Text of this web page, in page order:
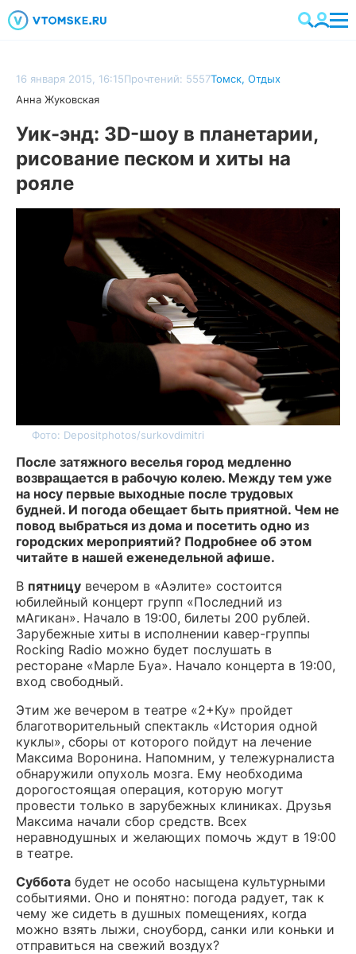
16 января 2015, 16:15Прочтений: 5557Томск, Отдых
Анна Жуковская
Уик-энд: 3D-шоу в планетарии,
рисование песком и хиты на
рояле
Фото: Depositphotos/surkovdimitri
После затяжного веселья город медленно
возвращается в рабочую колею. Между тем уже
на носу первые выходные после трудовых
будней. И погода обещает быть приятной. Чем не
повод выбраться из дома и посетить одно из
городских мероприятий? Подробнее об этом
читайте в нашей еженедельной афише.
В пятницу вечером в «Аэлите» состоится
юбилейный концерт групп «Последний из
мАгикан». Начало в 19:00, билеты 200 рублей.
Зарубежные хиты в исполнении кавер-группы
Rocking Radio можно будет послушать в
ресторане «Марле Буа». Начало концерта в 19:00,
вход свободный.
Этим же вечером в театре «2+Ку» пройдет
благотворительный спектакль «История одной
куклы», сборы от которого пойдут на лечение
Максима Воронина. Напомним, у тележурналиста
обнаружили опухоль мозга. Ему необходима
дорогостоящая операция, которую могут
провести только в зарубежных клиниках. Друзья
Максима начали сбор средств. Всех
неравнодушных и желающих помочь ждут в 19:00
в театре.
Суббота будет не особо насыщена культурными
событиями. Оно и понятно: погода радует, так к
чему же сидеть в душных помещениях, когда
можно взять лыжи, сноуборд, санки или коньки и
отправиться на свежий воздух?